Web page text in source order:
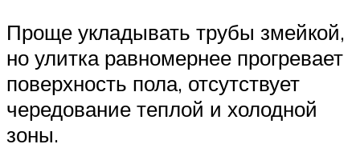
Проще укладывать трубы змейкой,
но улитка равномернее прогревает
поверхность пола, отсутствует
чередование теплой и холодной
зоны.